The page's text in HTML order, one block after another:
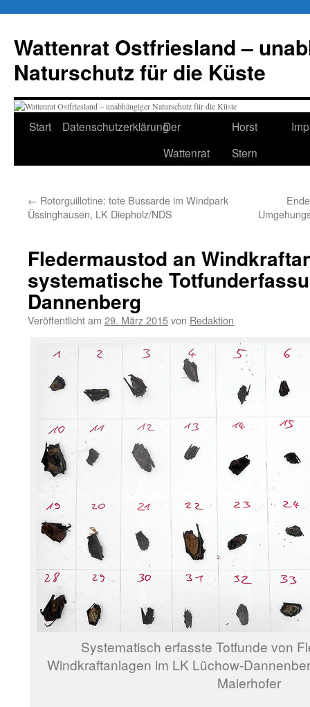
springen
Wattenrat Ostfriesland –
Naturschutz für die Küste
Start DatenschutzerklärungDer
Wattenrat
Horst
Stern
← Rotorguillotine: tote Bussarde im Windpark
Üssinghausen, LK Diepholz/NDS
Fledermaustod an
systematische
Dannenberg
Veröffentlicht am 29. März 2015von Redaktion
Systematisch erfasste Totfunde von
Windkraftanlagen im LK Lüchow-
Maierhofer